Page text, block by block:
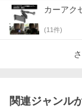
カーアク
(11件)
関連ジャンル